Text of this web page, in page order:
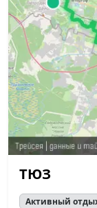
ТЮЗ
Активный